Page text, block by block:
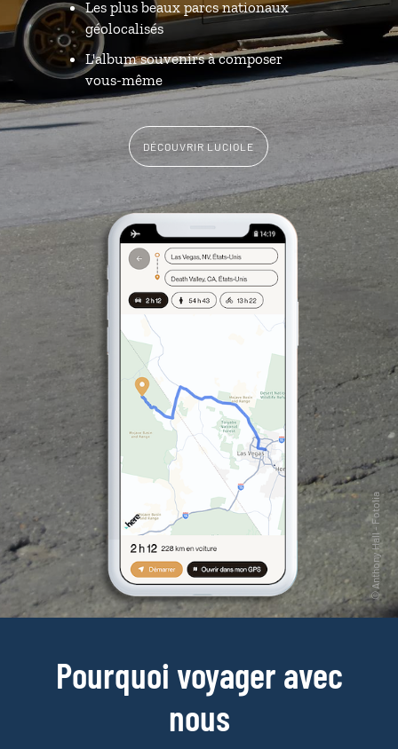
Les plus beaux parcs nationaux
géolocalisés
L'album souvenirs à composer
vous-même
DÉCOUVRIR LUCIOLE
Pourquoi voyager avec
nous